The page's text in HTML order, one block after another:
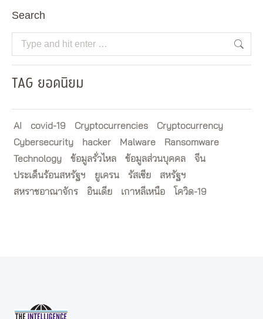
Search
Search:
TAG ยอดนิยม
AI covid-19 Cryptocurrencies
Cryptocurrency
Cybersecurity
hacker Malware
Ransomware
Technology
ข้อมูลรั่วไหล ข้อมูลส่วนบุคคล
จีน
ประเด็นร้อนสหรัฐฯ
ยูเครน รัสเซีย
สหรัฐฯ
สหราชอาณาจักร
อินเดีย เกาหลีเหนือ โควิด-19